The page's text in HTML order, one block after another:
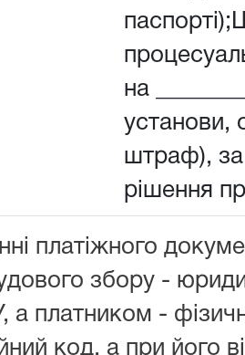
на
установи,
штраф),
рішення
платіжного
збору -
платником -
код, а при його